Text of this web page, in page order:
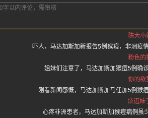
陈大小
吓人，马达加斯加新报告5例猴痘，非洲疫
粉色的
姐妹们注意了，马达加斯加猴痘5例确
你的欲
刚看新闻感慨，马达加斯加马任加5例猴
炫迈妹
心疼非洲患者，马达加斯加猴痘病例虽